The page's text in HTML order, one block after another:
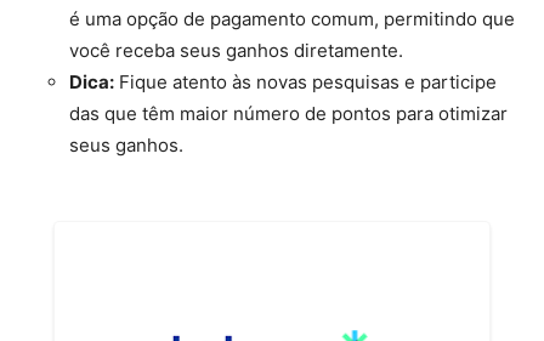
é uma opção de pagamento comum, permitindo que
você receba seus ganhos diretamente.
Dica: Fique atento às novas pesquisas e participe
das que têm maior número de pontos para otimizar
seus ganhos.